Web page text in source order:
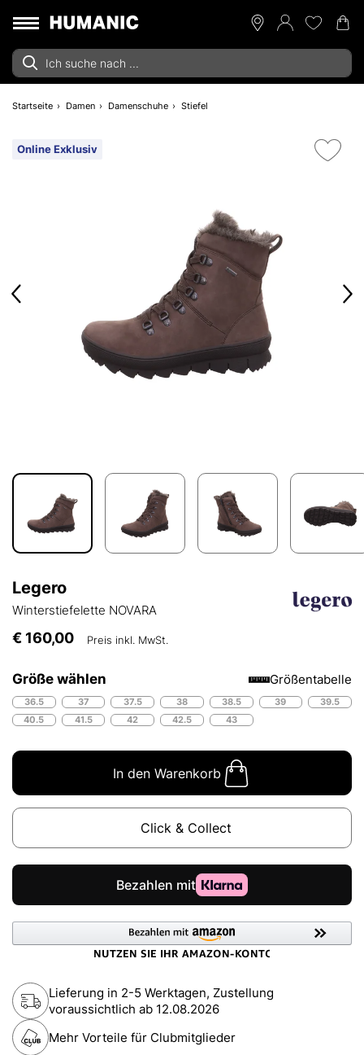
Startseite Damen Damenschuhe Stiefel
Online Exklusiv
Legero
Winterstiefelette NOVARA
€ 160,00 Preis inkl. MwSt.
Größe wählen Größentabelle
36.5 37 37.5 38 38.5 39
39.5
40.5
41.5 42 42.5 43
In den Warenkorb
Click & Collect
Lieferung in 2-5 Werktagen, Zustellung
voraussichtlich ab 12.08.2026
Mehr Vorteile für Clubmitglieder